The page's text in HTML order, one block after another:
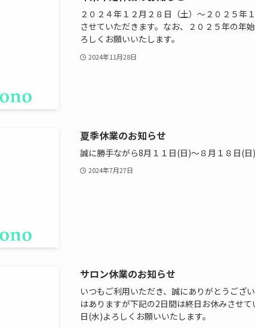
２０２４年１２月２８日（土）～２０２５年
させていただきます。なお、２０２５年の年
ろしくお願いいたします。
2024年11月28日
夏季休業のお知らせ
誠に勝手ながら8月１１日(日)～８月１８日(日
2024年7月27日
サロン休業のお知らせ
いつもご利用いただき、誠にありがとうござ
はありますが下記の2日間は終日お休みさせ
日(水)よろしくお願いいたします。